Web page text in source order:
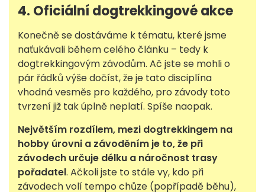
4. Oficiální dogtrekkingové akce
Konečně se dostáváme k tématu, které jsme
naťukávali během celého článku – tedy k
dogtrekkingovým závodům. Ač jste se mohli o
pár řádků výše dočíst, že je tato disciplína
vhodná vesměs pro každého, pro závody toto
tvrzení již tak úplně neplatí. Spíše naopak.
Největším rozdílem, mezi dogtrekkingem na
hobby úrovni a závoděním je to, že při
závodech určuje délku a náročnost trasy
pořadatel. Ačkoli jste to stále vy, kdo při
závodech volí tempo chůze (popřípadě běhu),